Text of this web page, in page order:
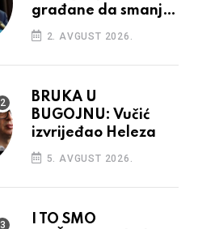
građane da smanje
potrošnju struje
2. AVGUST 2026.
BRUKA U
BUGOJNU: Vučić
izvrijeđao Heleza
5. AVGUST 2026.
I TO SMO